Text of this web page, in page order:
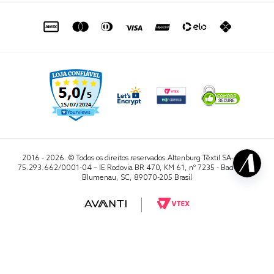
sac@altenburg.com.br
2016 - 2026. © Todos os direitos reservados.Altenburg Têxtil SA- CNPJ
75.293.662/0001-04 – IE Rodovia BR 470, KM 61, nº 7235 - Badenfurt,
Blumenau, SC, 89070-205 Brasil